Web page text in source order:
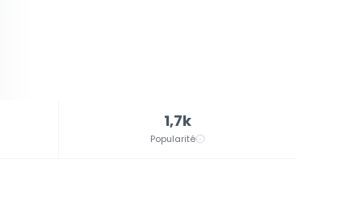
1,7k
Popularité